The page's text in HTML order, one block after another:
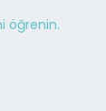
öğrenin.